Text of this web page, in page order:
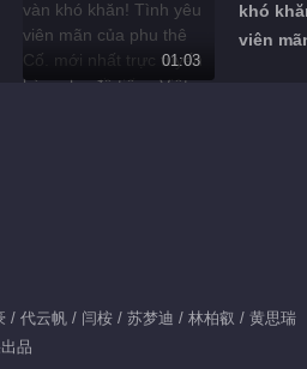
01:03
khó
viên
00:53
toàn.
/ 代云帆 / 闫桉 / 苏梦迪 / 林柏叡 / 黄思瑞
品